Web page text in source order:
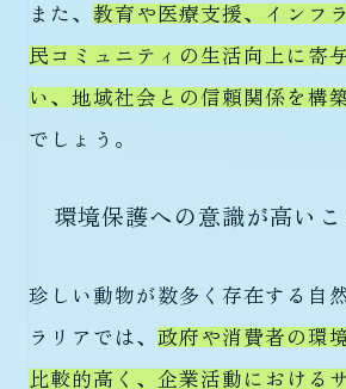
また、 教育や医療支援、インフ
民コミュニティの生活向上に寄
い、地域社会との信頼関係を構
でしょう。
環境保護への意識が高いこ
珍しい動物が数多く存在する自
ラリアでは、 政府や消費者の環
比較的高く、企業活動における